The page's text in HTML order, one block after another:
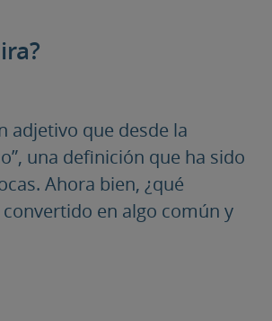
adjetivo que desde la
una definición que ha sido
Ahora bien, ¿qué
en algo común y